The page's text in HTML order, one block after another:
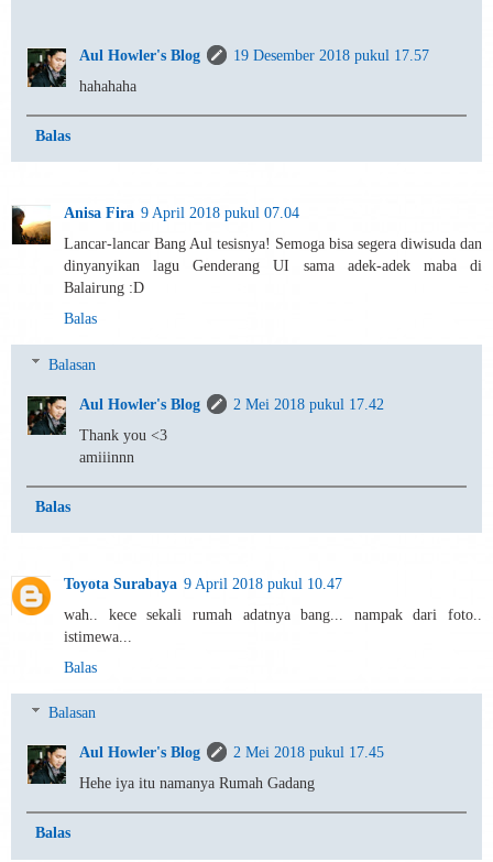
Aul Howler's Blog
19 Desember 2018 pukul 17.57
hahahaha
Balas
Anisa Fira 9 April 2018 pukul 07.04
Lancar-lancar Bang Aul tesisnya! Semoga bisa segera diwisuda dan
dinyanyikan lagu Genderang UI sama adek-adek maba di
Balairung :D
Balas
Balasan
Aul Howler's Blog
2 Mei 2018 pukul 17.42
Thank you <3
amiiinnn
Balas
Toyota Surabaya 9 April 2018 pukul 10.47
wah.. kece sekali rumah adatnya bang... nampak dari foto..
istimewa...
Balas
Balasan
Aul Howler's Blog
2 Mei 2018 pukul 17.45
Hehe iya itu namanya Rumah Gadang
Balas